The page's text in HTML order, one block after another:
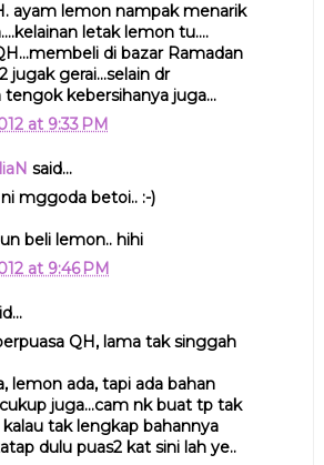
ayam lemon nampak menarik
letak lemon tu....
di bazar Ramadan
jugak gerai...selain dr
tengok kebersihanya juga...
at 9:33 PM
said...
mggoda betoi.. :-)
beli lemon.. hihi
at 9:46 PM
QH, lama tak singgah
lemon ada, tapi ada bahan
juga...cam nk buat tp tak
tak lengkap bahannya
dulu puas2 kat sini lah ye..